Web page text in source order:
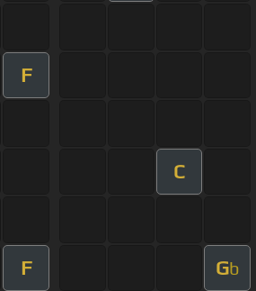
F
C
F Gb